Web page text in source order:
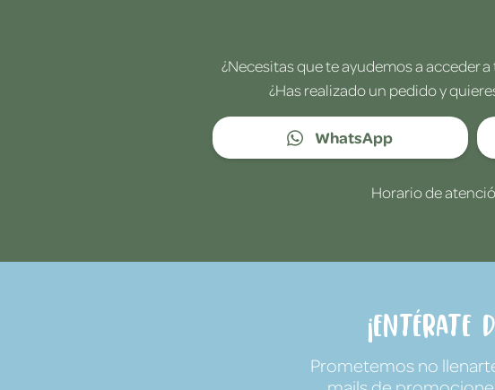
¿Necesitas que te ayudemos a acceder
¿Has realizado un pedido y
WhatsApp
Horario de
¡Entérate
Prometemos no